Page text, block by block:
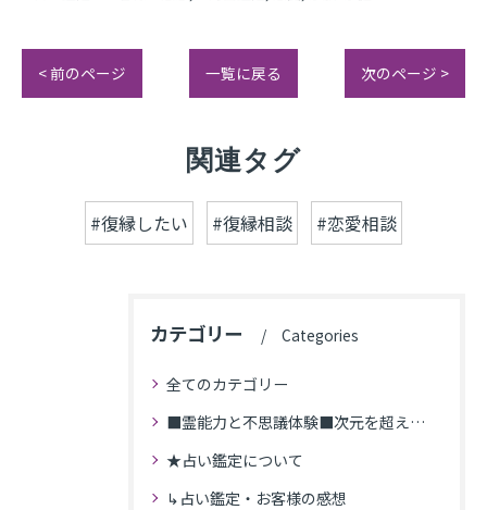
< 前のページ 一覧に戻る 次のページ >
関連タグ
#復縁したい #復縁相談 #恋愛相談
カテゴリー Categories
全てのカテゴリー
■霊能力と不思議体験■次元を超えた体験
★占い鑑定について
↳占い鑑定・お客様の感想